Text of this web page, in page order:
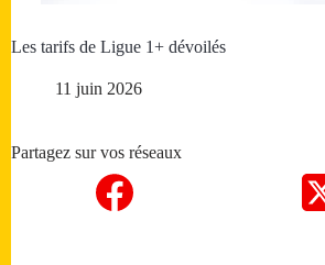
Les tarifs de Ligue 1+ dévoilés
11 juin 2026
Partagez sur vos réseaux